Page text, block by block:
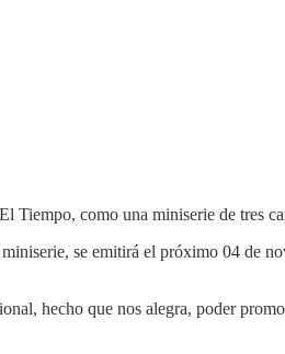
Tiempo, como una miniserie de tres
se emitirá el próximo 04 de
hecho que nos alegra, poder